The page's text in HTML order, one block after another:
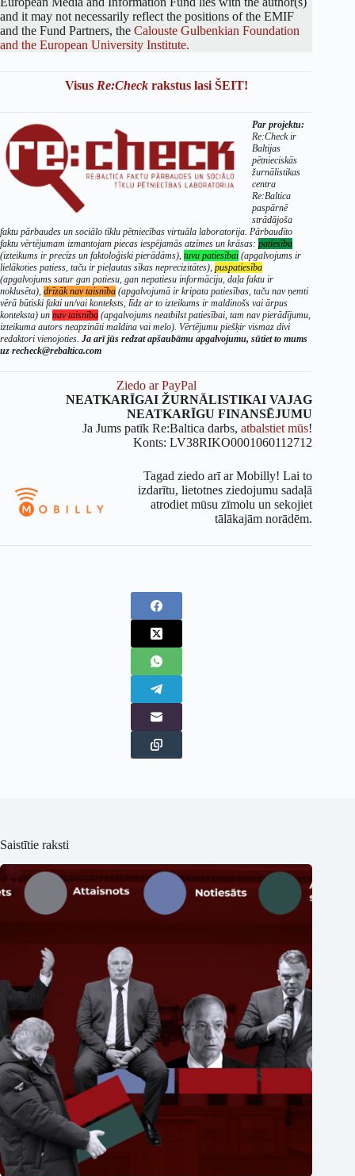
and it may not necessarily reflect the positions of the EMIF
and the Fund Partners, the Calouste Gulbenkian Foundation
and the European University Institute.
Visus Re:Checkrakstus lasi ŠEIT!
Par projektu:
Re:Check ir
Baltijas
pētnieciskās
žurnālistikas
centra
Re:Baltica
paspārnē
strādājoša
faktu pārbaudes un sociālo tīklu pētniecības virtuāla laboratorija. Pārbaudīto
faktu vērtējumam izmantojam piecas iespējamās atzīmes un krāsas: patiesība
(izteikums ir precīzs un faktoloģiski pierādāms), tuvu patiesībai (apgalvojums ir
lielākoties patiess, taču ir pieļautas sīkas neprecizitātes), puspatiesība
(apgalvojums satur gan patiesu, gan nepatiesu informāciju, daļa faktu ir
noklusēta), drīzāk nav taisnība (apgalvojumā ir kripata patiesības, taču nav ņemti
vērā būtiski fakti un/vai konteksts, līdz ar to izteikums ir maldinošs vai ārpus
konteksta) un nav taisnība (apgalvojums neatbilst patiesībai, tam nav pierādījumu,
izteikuma autors neapzināti maldina vai melo). Vērtējumu piešķir vismaz divi
redaktori vienojoties. Ja arī jūs redzat apšaubāmu apgalvojumu, sūtiet to mums
uz recheck@rebaltica.com
Ziedo ar PayPal
NEATKARĪGAI ŽURNĀLISTIKAI VAJAG
NEATKARĪGU FINANSĒJUMU
Ja Jums patīk Re:Baltica darbs,atbalstiet mūs!
Konts: LV38RIKO0001060112712
Tagad ziedo arī ar Mobilly! Lai to
izdarītu, lietotnes ziedojumu sadaļā
atrodiet mūsu zīmolu un sekojiet
tālākajām norādēm.
Saistītie raksti